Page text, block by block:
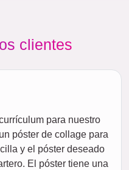
clientes
para nuestro
póster de collage para
y el póster deseado
El póster tiene una